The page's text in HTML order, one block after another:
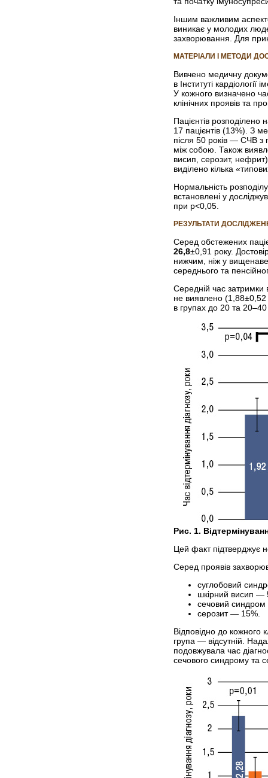
Іншим важливим
виникає у молодих
захворювання. Для
МАТЕРІАЛИ І МЕТОДИ
Вивчено медичну
в Інституті
У кожного визначено
клінічних проявів та
Пацієнтів
17 пацієнтів (13%). З
після 50 років — СЧВ з
між собою. Також
висип, серозит,
виділено кілька
Нормальність
встановлені у
при р<0,05.
РЕЗУЛЬТАТИ
Серед обстежених
26,8±0,91 року.
нижчим, ніж у
середнього та
Середній час затримки
не виявлено (1,88±0,52
в групах до 20 та 20–40
Рис. 1.
Цей факт підтверджує
Серед проявів
суглобовий
шкірний висип —
сечовий
серозит — 15%.
Відповідно до кожного
група — відсутній.
подовжувала час
сечового синдрому та